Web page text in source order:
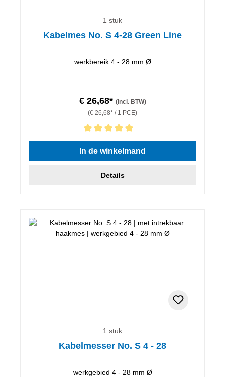
1 stuk
Kabelmes No. S 4-28 Green Line
werkbereik 4 - 28 mm Ø
€ 26,68* (incl. BTW)
(€ 26,68* / 1 PCE)
Gemiddelde waardering van 5 van 5 sterren
In de winkelmand
Details
1 stuk
Kabelmesser No. S 4 - 28
werkgebied 4 - 28 mm Ø